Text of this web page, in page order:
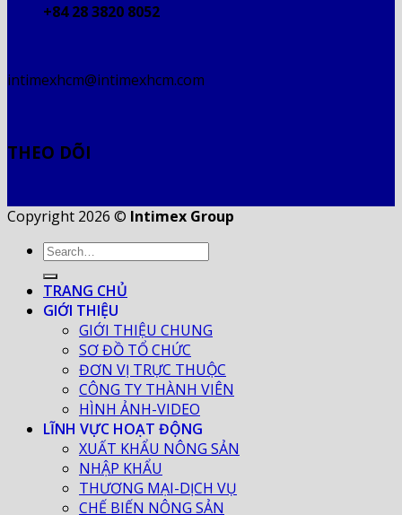
+84 28 3820 8052
intimexhcm@intimexhcm.com
THEO DÕI
Copyright 2026 © Intimex Group
TRANG CHỦ
GIỚI THIỆU
GIỚI THIỆU CHUNG
SƠ ĐỒ TỔ CHỨC
ĐƠN VỊ TRỰC THUỘC
CÔNG TY THÀNH VIÊN
HÌNH ẢNH-VIDEO
LĨNH VỰC HOẠT ĐỘNG
XUẤT KHẨU NÔNG SẢN
NHẬP KHẨU
THƯƠNG MẠI-DỊCH VỤ
CHẾ BIẾN NÔNG SẢN